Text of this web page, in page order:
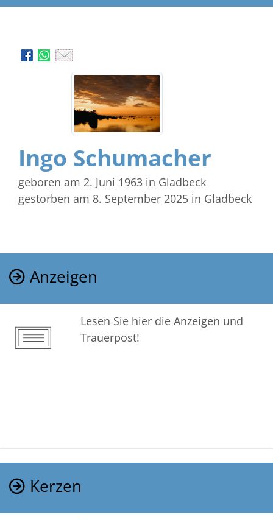
Ingo Schumacher
geboren am 2. Juni 1963 in Gladbeck
gestorben am 8. September 2025 in Gladbeck
Anzeigen
Lesen Sie hier die Anzeigen und
Trauerpost!
Kerzen